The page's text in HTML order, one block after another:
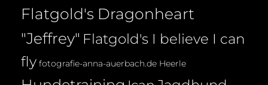
Flatgold's Dragonheart
"Jeffrey" Flatgold's I believe I can
fly fotografie-anna-auerbach.de Heerle